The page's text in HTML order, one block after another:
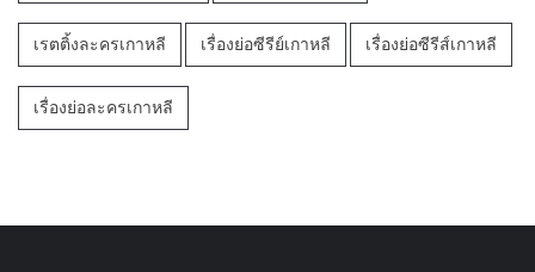
เรตติ้งละครเกาหลี เรื่องย่อซีรีย์เกาหลี เรื่องย่อซีรีส์เกาหลี
เรื่องย่อละครเกาหลี